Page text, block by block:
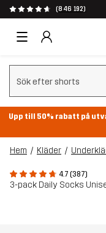
(846 192)
Rensa sök
Upp till 50% rabatt på
Hem Kläder
4.7 (387)
3-pack Daily Socks